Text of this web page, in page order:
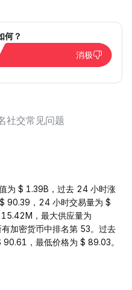
何？
消极
社交常见问题
为 $ 1.39B，过去 24 小时涨
90.39，24 小时交易量为 $
，最大供应量为
加密货币中排名第 53。过去
，最低价格为 $ 89.03。